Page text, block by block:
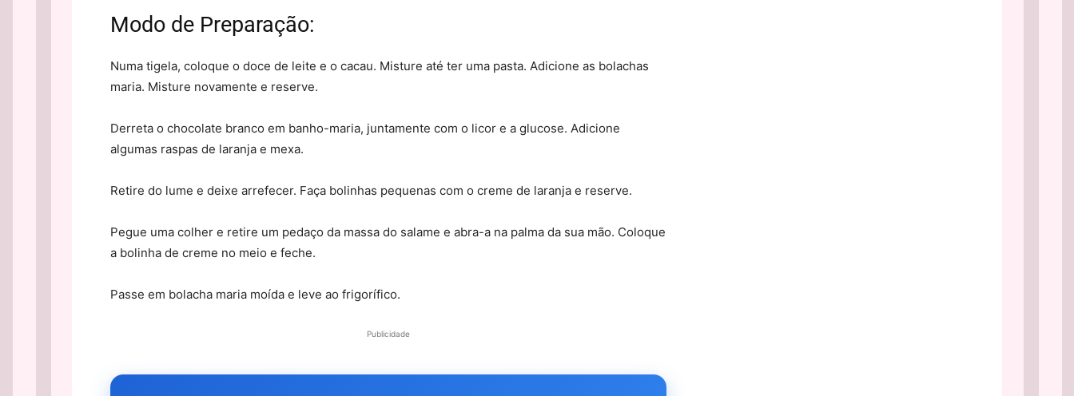
Modo de Preparação:
Numa tigela, coloque o doce de leite e o cacau. Misture até ter uma pasta. Adicione as bolachas
maria. Misture novamente e reserve.
Derreta o chocolate branco em banho-maria, juntamente com o licor e a glucose. Adicione
algumas raspas de laranja e mexa.
Retire do lume e deixe arrefecer. Faça bolinhas pequenas com o creme de laranja e reserve.
Pegue uma colher e retire um pedaço da massa do salame e abra-a na palma da sua mão. Coloque
a bolinha de creme no meio e feche.
Passe em bolacha maria moída e leve ao frigorífico.
Publicidade